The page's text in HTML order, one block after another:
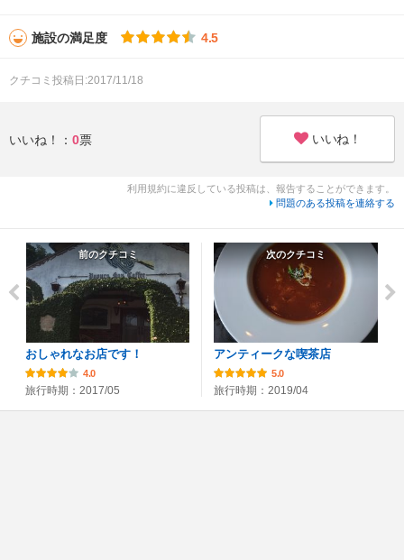
施設の満足度 4.5
クチコミ投稿日:2017/11/18
いいね！： 0票 いいね！
利用規約に違反している投稿は、報告することができます。
問題のある投稿を連絡する
前のクチコミ
おしゃれなお店です！
4.0
旅行時期：2017/05
次のクチコミ
アンティークな喫茶店
5.0
旅行時期：2019/04